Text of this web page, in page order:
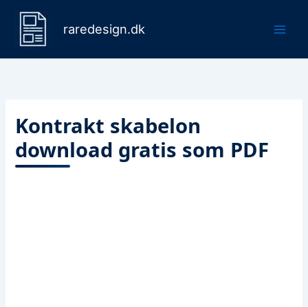
indholdet
raredesign.dk
Kontrakt skabelon
download gratis som PDF